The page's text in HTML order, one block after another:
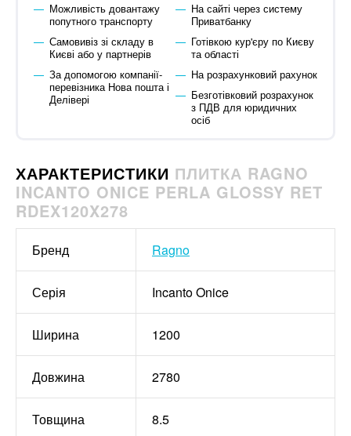
Можливість довантажу
попутного транспорту
Самовивіз зі складу в
Києві або у партнерів
За допомогою компанії-
перевізника Нова пошта і
Делівері
На сайті через систему
Приватбанку
Готівкою кур'єру по Києву
та області
На розрахунковий рахунок
Безготівковий розрахунок
з ПДВ для юридичних
осіб
ХАРАКТЕРИСТИКИ ПЛИТКА RAGNO
INCANTO ONICE PERLA GLOSSY RET
RDEX120X278
Бренд Ragno
Серія Incanto Onice
Ширина 1200
Довжина 2780
Товщина 8.5